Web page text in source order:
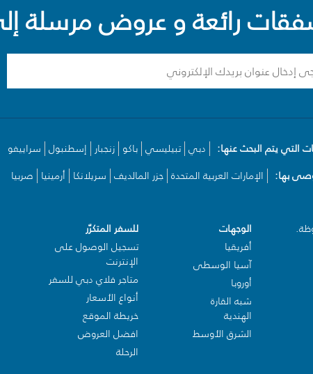
رائعة و عروض مرسلة
التي يتم البحث عنها: دبي تبيليسي باكو زنجبار إسطنبول سراييفو
بها:
الإمارات العربية المتحدة جزر المالديف سريلانكا أرمينيا صربيا
الوجهات
أفريقيا
آسيا الوسطى
أوروبا
شبه القارة
الهندية
الشرق الأوسط
للسفر المتكرّر
تسجيل الوصول على
الإنترنت
متاجر فلاي دبي للسفر
أنواع الأسعار
خريطة الموقع
افضل العروض
الرحلة